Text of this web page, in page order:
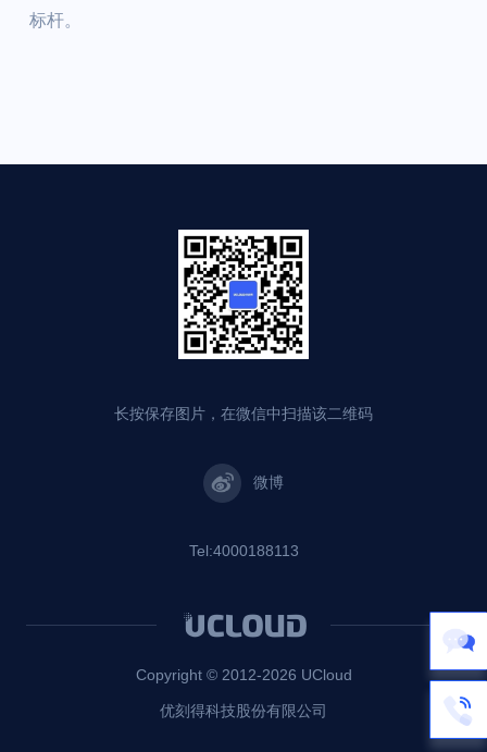
标杆。
长按保存图片，在微信中扫描该二维码
微博
Tel:4000188113
Copyright © 2012-2026 UCloud
优刻得科技股份有限公司